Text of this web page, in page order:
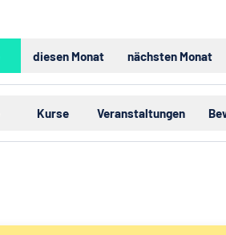
diesen Monat nächsten Monat
Kurse Veranstaltungen